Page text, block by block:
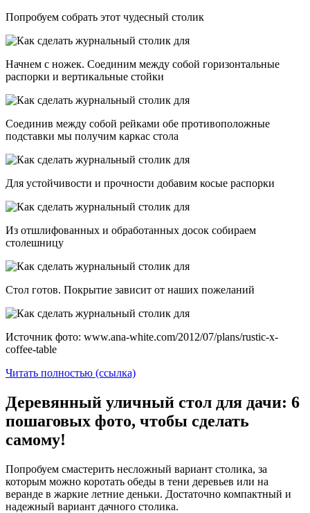
Попробуем собрать этот чудесный столик
Начнем с ножек. Соединим между собой горизонтальные
распорки и вертикальные стойки
Соединив между собой рейками обе противоположные
подставки мы получим каркас стола
Для устойчивости и прочности добавим косые распорки
Из отшлифованных и обработанных досок собираем
столешницу
Стол готов. Покрытие зависит от наших пожеланий
Источник фото: www.ana-white.com/2012/07/plans/rustic-x-
coffee-table
Читать полностью (ссылка)
Деревянный уличный стол для дачи: 6
пошаговых фото, чтобы сделать
самому!
Попробуем смастерить несложный вариант столика, за
которым можно коротать обеды в тени деревьев или на
веранде в жаркие летние деньки. Достаточно компактный и
надежный вариант дачного столика.